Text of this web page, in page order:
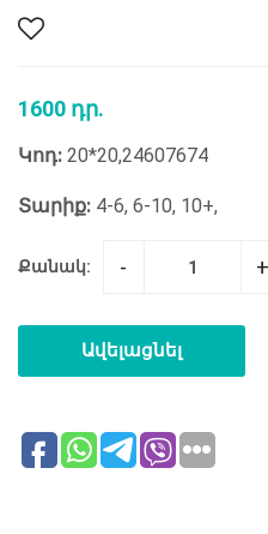
1600 դր.
Կոդ: 20*20,24607674
Տարիք: 4-6, 6-10, 10+,
Քանակ: - +
Ավելացնել